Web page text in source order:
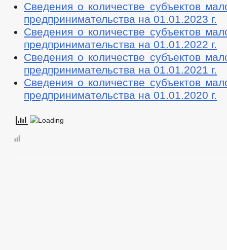
Сведения о количестве субъектов
предпринимательства на 01.01.2023 г.
Сведения о количестве субъектов
предпринимательства на 01.01.2022 г.
Сведения о количестве субъектов
предпринимательства на 01.01.2021 г.
Сведения о количестве субъектов
предпринимательства на 01.01.2020 г.